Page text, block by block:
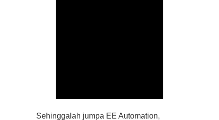
Sehinggalah jumpa EE Automation,